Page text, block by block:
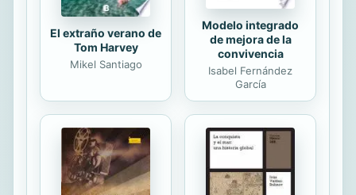
El extraño verano de
Tom Harvey
Mikel Santiago
Modelo integrado
de mejora de la
convivencia
Isabel Fernández
García